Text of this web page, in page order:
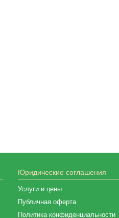
Юридические соглашения
Услуги и цены
Публичная оферта
Политика конфиденциальности